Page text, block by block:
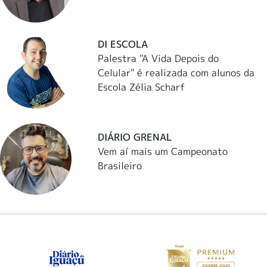
DI ESCOLA
Palestra "A Vida Depois do
Celular" é realizada com alunos da
Escola Zélia Scharf
DIÁRIO GRENAL
Vem aí mais um Campeonato
Brasileiro